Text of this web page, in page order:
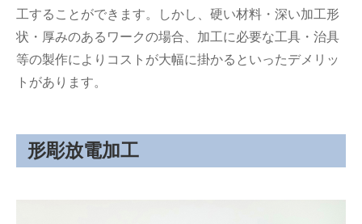
工することができます。しかし、硬い材料・深い加工形
状・厚みのあるワークの場合、加工に必要な工具・治具
等の製作によりコストが大幅に掛かるといったデメリッ
トがあります。
形彫放電加工